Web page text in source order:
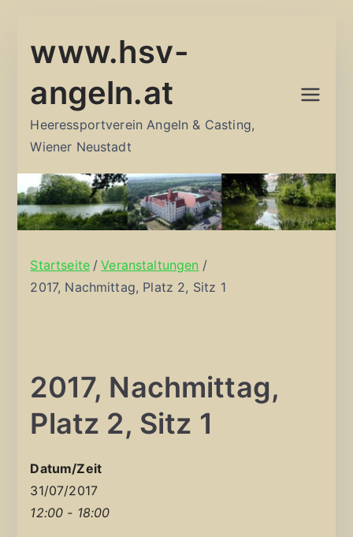
Inhalt
www.hsv-
angeln.at
Heeressportverein Angeln & Casting,
Wiener Neustadt
Startseite
Veranstaltungen
2017, Nachmittag, Platz 2, Sitz 1
2017, Nachmittag,
Platz 2, Sitz 1
Datum/Zeit
31/07/2017
12:00 - 18:00